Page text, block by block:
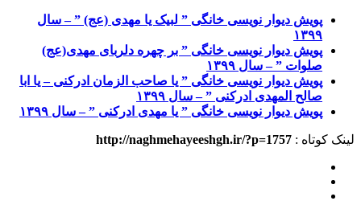
پویش دیوار نویسی خانگی ” لبیک یا مهدی (عج) ” – سال
۱۳۹۹
پویش دیوار نویسی خانگی ” بر چهره دلربای مهدی(عج)
صلوات ” – سال ۱۳۹۹
پویش دیوار نویسی خانگی ” یا صاحب الزمان ادرکنی – یا ابا
صالح المهدی ادرکنی ” – سال ۱۳۹۹
پویش دیوار نویسی خانگی ” یا مهدی ادرکنی ” – سال ۱۳۹۹
لینک کوتاه : http://naghmehayeeshgh.ir/?p=1757